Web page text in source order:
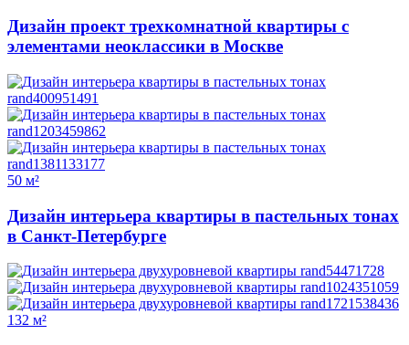
Дизайн проект трехкомнатной квартиры с
элементами неоклассики в Москве
50 м²
Дизайн интерьера квартиры в пастельных тонах
в Санкт-Петербурге
132 м²